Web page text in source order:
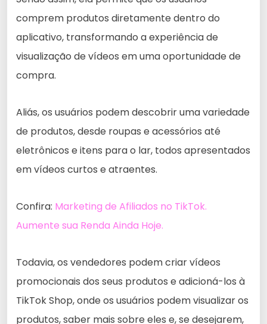
comprem produtos diretamente dentro do
aplicativo, transformando a experiência de
visualização de vídeos em uma oportunidade de
compra.
Aliás, os usuários podem descobrir uma variedade
de produtos, desde roupas e acessórios até
eletrônicos e itens para o lar, todos apresentados
em vídeos curtos e atraentes.
Confira: Marketing de Afiliados no TikTok.
Aumente sua Renda Ainda Hoje.
Todavia, os vendedores podem criar vídeos
promocionais dos seus produtos e adicioná-los à
TikTok Shop, onde os usuários podem visualizar os
produtos, saber mais sobre eles e, se desejarem,